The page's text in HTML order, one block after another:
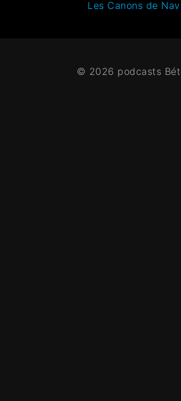
Les Canons de
© 2026 podcasts